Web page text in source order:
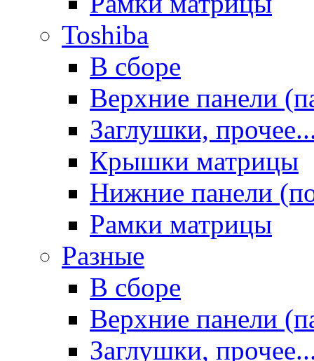
Toshiba
В сборе
Верхние панели
Заглушки,
Крышки матрицы
Нижние панели
Рамки матрицы
Разные
В сборе
Верхние панели
Заглушки,